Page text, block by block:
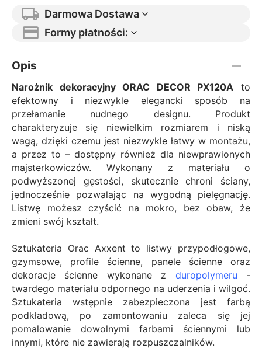
Darmowa Dostawa
Formy płatności:
Opis
Narożnik dekoracyjny ORAC DECOR PX120A to
efektowny i niezwykle elegancki sposób na
przełamanie nudnego designu. Produkt
charakteryzuje się niewielkim rozmiarem i niską
wagą, dzięki czemu jest niezwykle łatwy w montażu,
a przez to – dostępny również dla niewprawionych
majsterkowiczów. Wykonany z materiału o
podwyższonej gęstości, skutecznie chroni ściany,
jednocześnie pozwalając na wygodną pielęgnację.
Listwę możesz czyścić na mokro, bez obaw, że
zmieni swój kształt.
Sztukateria Orac Axxent to listwy przypodłogowe,
gzymsowe, profile ścienne, panele ścienne oraz
dekoracje ścienne wykonane z duropolymeru -
twardego materiału odpornego na uderzenia i wilgoć.
Sztukateria wstępnie zabezpieczona jest farbą
podkładową, po zamontowaniu zaleca się jej
pomalowanie dowolnymi farbami ściennymi lub
innymi, które nie zawierają rozpuszczalników.